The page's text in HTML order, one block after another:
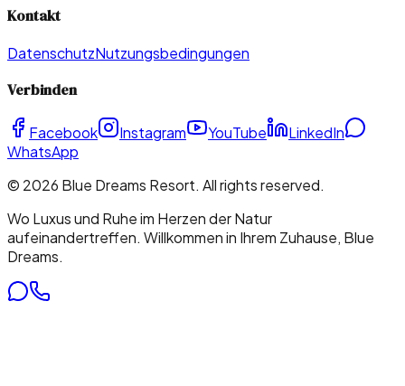
Kontakt
DatenschutzNutzungsbedingungen
Verbinden
Facebook Instagram YouTube
LinkedIn
WhatsApp
© 2026 Blue Dreams Resort. All rights reserved.
Wo Luxus und Ruhe im Herzen der Natur
aufeinandertreffen. Willkommen in Ihrem Zuhause, Blue
Dreams.